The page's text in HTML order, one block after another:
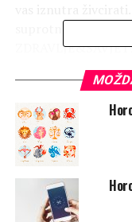
Blizanci (21.05.-
LJUBAV: Doći će do
voljene osobe. U
KARIJERA: Završit
ćete se prepustiti